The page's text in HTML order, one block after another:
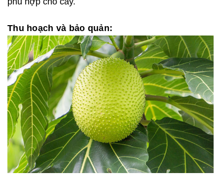
Thu hoạch và bảo quản: